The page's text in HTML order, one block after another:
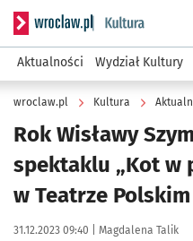
Serwis informacyjny
Aktualności Wydział Kultury
wroclaw.pl Kultura
Rok Wisławy
spektaklu „Kot w
w Teatrze Polskim
Data publikacji:
31.12.2023 09:40 | Autor:
Magdalena Talik